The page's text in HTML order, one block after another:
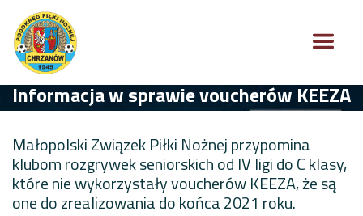
Informacja w sprawie voucherów KEEZA
Małopolski Związek Piłki Nożnej przypomina
klubom rozgrywek seniorskich od IV ligi do C klasy,
które nie wykorzystały voucherów KEEZA, że są
one do zrealizowania do końca 2021 roku.